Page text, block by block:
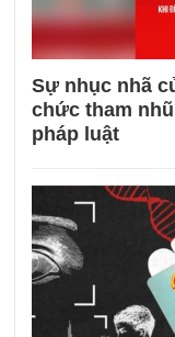
Sự nhục nhã
chức tham
pháp luật